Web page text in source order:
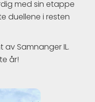
med sin etappe
duellene i resten
Samnanger IL.
år!